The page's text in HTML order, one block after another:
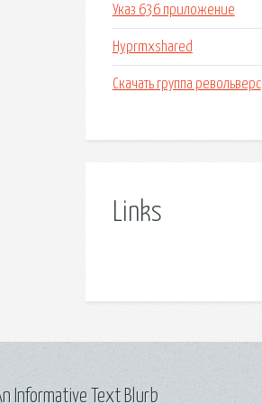
Указ 636 приложение
Hyprmxshared
Скачать группа револьверс
Links
Informative Text Blurb